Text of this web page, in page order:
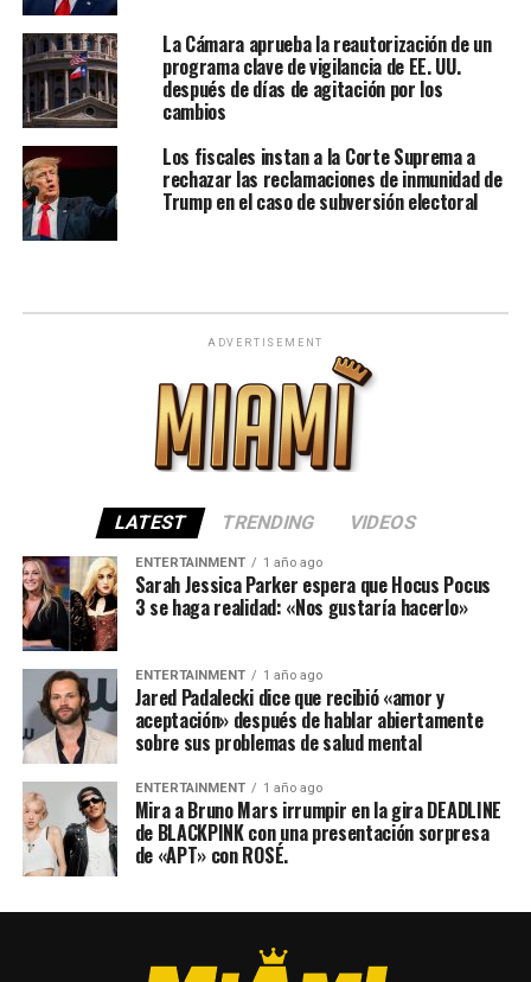
La Cámara aprueba la reautorización de un
programa clave de vigilancia de EE. UU.
después de días de agitación por los
cambios
Los fiscales instan a la Corte Suprema a
rechazar las reclamaciones de inmunidad de
Trump en el caso de subversión electoral
ADVERTISEMENT
LATEST TRENDING VIDEOS
ENTERTAINMENT 1 año ago
Sarah Jessica Parker espera que Hocus Pocus
3 se haga realidad: «Nos gustaría hacerlo»
ENTERTAINMENT 1 año ago
Jared Padalecki dice que recibió «amor y
aceptación» después de hablar abiertamente
sobre sus problemas de salud mental
ENTERTAINMENT 1 año ago
Mira a Bruno Mars irrumpir en la gira DEADLINE
de BLACKPINK con una presentación sorpresa
de «APT» con ROSÉ.